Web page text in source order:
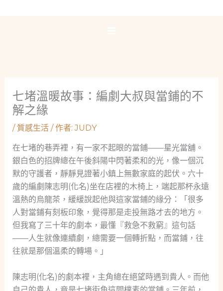
七堵溫暖故事：編劇大叔與當鋪的不
解之緣
/ 質感生活/ 作者:JUDY
在七堵的巷弄裡，有一家不起眼的當鋪——星光當舖。
銀白色的招牌總在午後斜陽中閃著柔和的光，像一個沉
默的守護者，靜靜見證著小鎮上無數家庭的起伏。六十
歲的編劇陳志明(化名)坐在店裡的木椅上，端起那杯永遠
溫熱的烏龍茶，緩緩說起他與這家當鋪的緣分：「很多
人對當鋪有刻板印象，覺得那是走投無路才去的地方。
但我寫了三十年的劇本，最懂『救急不救窮』這句話
——人生就像連續劇，總需要一個轉折點，而當鋪，往
往就是那個溫柔的轉場。」
陳志明(化名)的劇本裡，主角總在絕望時遇到貴人。而他